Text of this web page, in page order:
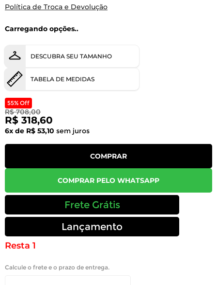
Política de Troca e Devolução
Carregando opções..
DESCUBRA SEU TAMANHO
TABELA DE MEDIDAS
55% Off
R$ 708,00
R$ 318,60
6x de R$ 53,10 sem juros
COMPRAR
COMPRAR PELO WHATSAPP
Frete Grátis
Lançamento
Resta 1
Calcule o frete e o prazo de entrega.